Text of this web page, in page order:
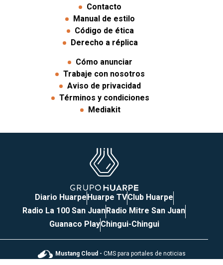
Contacto
Manual de estilo
Código de ética
Derecho a réplica
Cómo anunciar
Trabaje con nosotros
Aviso de privacidad
Términos y condiciones
Mediakit
Diario HuarpeHuarpe TVClub Huarpe
Radio La 100 San JuanRadio Mitre San Juan
Guanaco PlayChingui-Chingui
Mustang Cloud - CMS para portales de noticias